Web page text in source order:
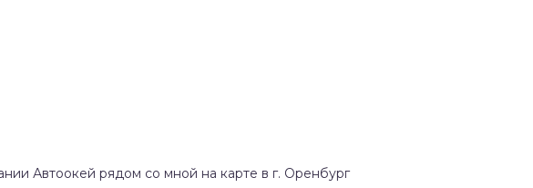
Автоокей рядом со мной на карте в г. Оренбург